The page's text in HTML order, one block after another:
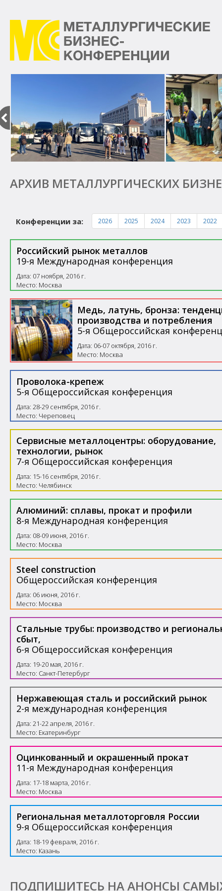
Металлургические
конференции
Предыдущий
АРХИВ МЕТАЛЛУРГИЧЕСКИХ
Конференции за: 2026 2025 2024 2023 2022
Российский рынок металлов
19-я Международная конференция
Дата: 07 ноября, 2016 г.
Место: Москва
Медь, латунь, бронза:
производства и потребления
5-я Общероссийская
Дата: 06-07 октября, 2016 г.
Место: Москва
Проволока-крепеж
5-я Общероссийская конференция
Дата: 28-29 сентября, 2016 г.
Место: Череповец
Сервисные металлоцентры: оборудование,
технологии, рынок
7-я Общероссийская конференция
Дата: 15-16 сентября, 2016 г.
Место: Челябинск
Алюминий: сплавы, прокат и профили
8-я Международная конференция
Дата: 08-09 июня, 2016 г.
Место: Москва
Steel construction
Общероссийская конференция
Дата: 06 июня, 2016 г.
Место: Москва
Стальные трубы: производство и
сбыт,
6-я Общероссийская конференция
Дата: 19-20 мая, 2016 г.
Место: Санкт-Петербург
Нержавеющая сталь и российский рынок
2-я международная конференция
Дата: 21-22 апреля, 2016 г.
Место: Екатеринбург
Оцинкованный и окрашенный прокат
11-я Международная конференция
Дата: 17-18 марта, 2016 г.
Место: Москва
Региональная металлоторговля России
9-я Общероссийская конференция
Дата: 18-19 февраля, 2016 г.
Место: Казань
ПОДПИШИТЕСЬ НА АНОНСЫ